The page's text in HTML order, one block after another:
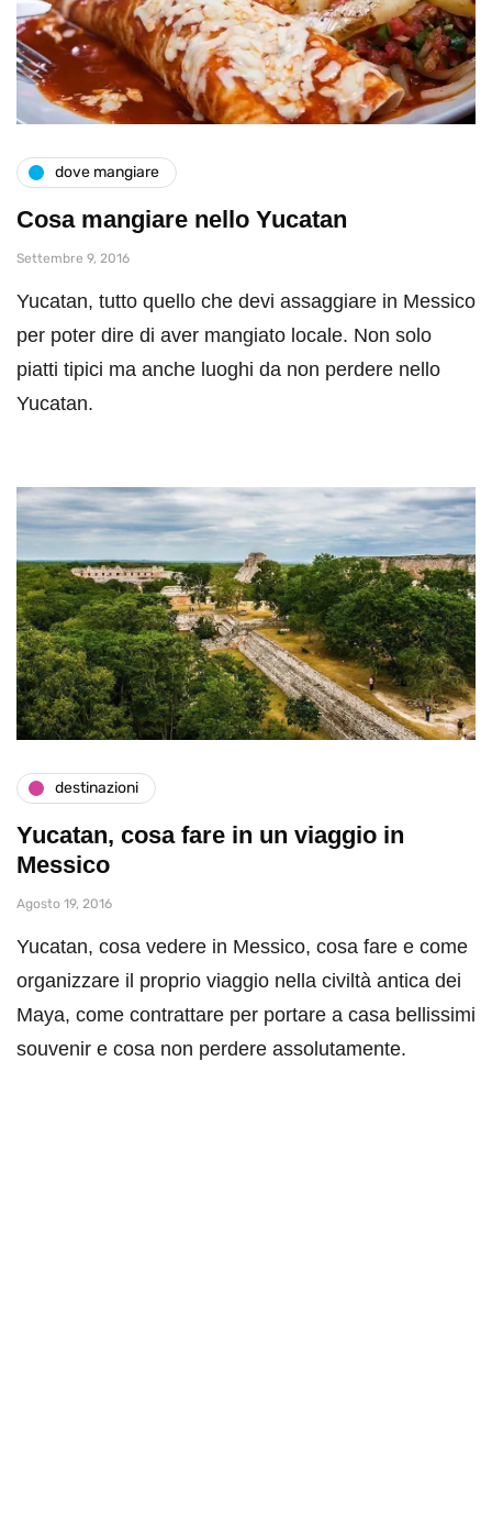
dove mangiare
Cosa mangiare nello Yucatan
Settembre 9, 2016
Yucatan, tutto quello che devi assaggiare in Messico
per poter dire di aver mangiato locale. Non solo
piatti tipici ma anche luoghi da non perdere nello
Yucatan.
destinazioni
Yucatan, cosa fare in un viaggio in
Messico
Agosto 19, 2016
Yucatan, cosa vedere in Messico, cosa fare e come
organizzare il proprio viaggio nella civiltà antica dei
Maya, come contrattare per portare a casa bellissimi
souvenir e cosa non perdere assolutamente.